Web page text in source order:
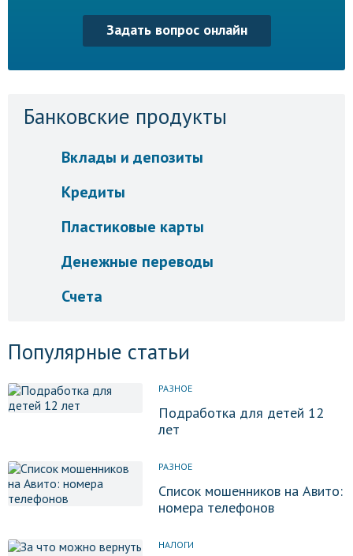
Задать вопрос онлайн
Банковские продукты
Вклады и депозиты
Кредиты
Пластиковые карты
Денежные переводы
Счета
Популярные статьи
РАЗНОЕ
Подработка для детей 12
лет
РАЗНОЕ
Список мошенников на Авито:
номера телефонов
НАЛОГИ